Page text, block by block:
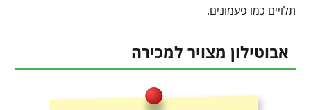
תלויים כמו פעמונים.
אבוטילון מצויר למכירה